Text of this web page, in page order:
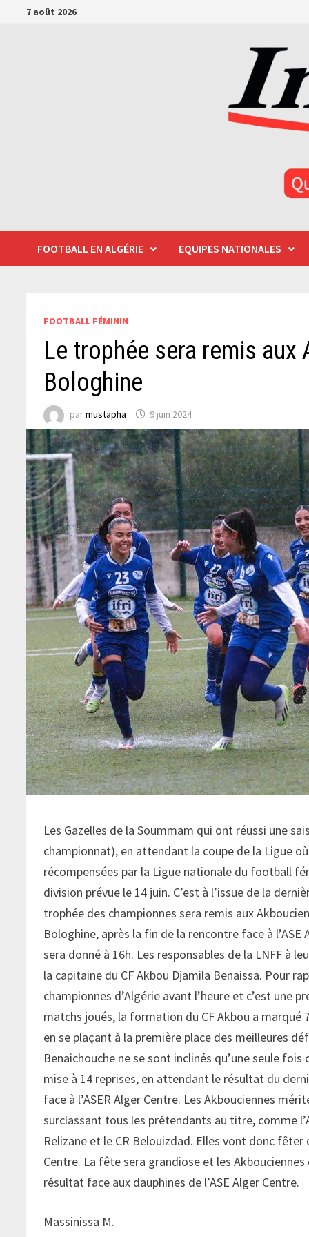
Passer7 août 2026
FOOTBALL EN ALGÉRIE EQUIPES NATIONALES
FOOTBALL FÉMININ
Le trophée sera remis aux
Bologhine
parmustapha 9 juin 2024
Les Gazelles de la Soummam qui ont réussi une
championnat), en attendant la coupe de la Ligue
récompensées par la Ligue nationale du football
division prévue le 14 juin. C’est à l’issue de la
trophée des championnes sera remis aux
Bologhine, après la fin de la rencontre face à
sera donné à 16h. Les responsables de la LNFF à
la capitaine du CF Akbou Djamila Benaissa. Pour
championnes d’Algérie avant l’heure et c’est une
matchs joués, la formation du CF Akbou a marqué
en se plaçant à la première place des meilleures
Benaichouche ne se sont inclinés qu’une seule
mise à 14 reprises, en attendant le résultat du
face à l’ASER Alger Centre. Les Akbouciennes
surclassant tous les prétendants au titre, comme
Relizane et le CR Belouizdad. Elles vont donc
Centre. La fête sera grandiose et les
résultat face aux dauphines de l’ASE Alger Centre.
Massinissa M.